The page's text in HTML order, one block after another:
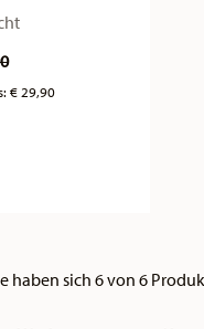
from
to
€ 29,90
haben sich 6 von 6